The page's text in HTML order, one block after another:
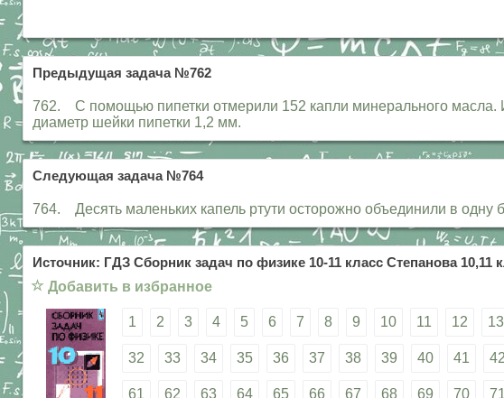
Предыдущая задача №762
762. С помощью пипетки отмерили 152 капли минерального масла.
диаметр шейки пипетки 1,2 мм.
Следующая задача №764
764. Десять маленьких капель ртути осторожно объединили в
Источник: ГДЗ Сборник задач по физике 10-11 класс Степанова 10,11
☆ Добавить в избранное
1 2 3 4 5 6 7 8 9 10 11 12 13
32 33 34 35 36 37 38 39 40 41 42
61 62 63 64 65 66 67 68 69 70 71